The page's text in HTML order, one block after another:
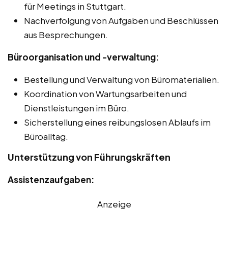
für Meetings in Stuttgart.
Nachverfolgung von Aufgaben und Beschlüssen
aus Besprechungen.
Büroorganisation und -verwaltung:
Bestellung und Verwaltung von Büromaterialien.
Koordination von Wartungsarbeiten und
Dienstleistungen im Büro.
Sicherstellung eines reibungslosen Ablaufs im
Büroalltag.
Unterstützung von Führungskräften
Assistenzaufgaben:
Anzeige